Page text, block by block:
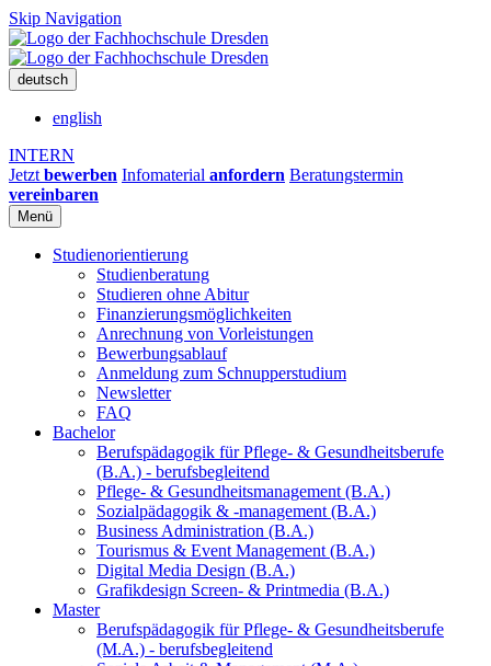
Skip Navigation
deutsch
english
INTERN
Jetzt bewerben Infomaterial anfordern Beratungstermin
vereinbaren
Menü
Studienorientierung
Studienberatung
Studieren ohne Abitur
Finanzierungsmöglichkeiten
Anrechnung von Vorleistungen
Bewerbungsablauf
Anmeldung zum Schnupperstudium
Newsletter
FAQ
Bachelor
Berufspädagogik für Pflege- & Gesundheitsberufe
(B.A.) - berufsbegleitend
Pflege- & Gesundheitsmanagement (B.A.)
Sozialpädagogik & -management (B.A.)
Business Administration (B.A.)
Tourismus & Event Management (B.A.)
Digital Media Design (B.A.)
Grafikdesign Screen- & Printmedia (B.A.)
Master
Berufspädagogik für Pflege- & Gesundheitsberufe
(M.A.) - berufsbegleitend